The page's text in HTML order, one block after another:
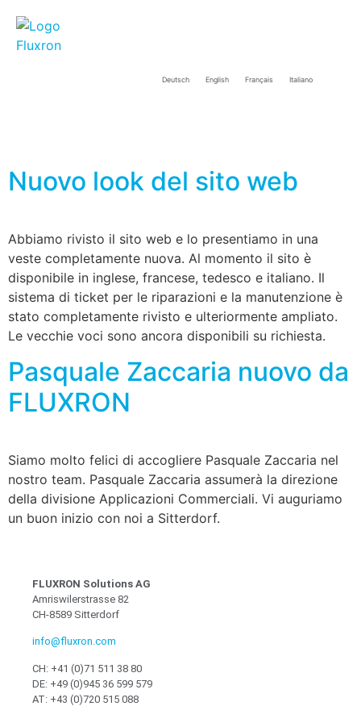
Deutsch English Français Italiano
Nuovo look del sito web
Abbiamo rivisto il sito web e lo presentiamo in una
veste completamente nuova. Al momento il sito è
disponibile in inglese, francese, tedesco e italiano. Il
sistema di ticket per le riparazioni e la manutenzione è
stato completamente rivisto e ulteriormente ampliato.
Le vecchie voci sono ancora disponibili su richiesta.
Pasquale Zaccaria nuovo da
FLUXRON
Siamo molto felici di accogliere Pasquale Zaccaria nel
nostro team. Pasquale Zaccaria assumerà la direzione
della divisione Applicazioni Commerciali. Vi auguriamo
un buon inizio con noi a Sitterdorf.
FLUXRON Solutions AG
Amriswilerstrasse 82
CH-8589 Sitterdorf
info@fluxron.com
CH: +41 (0)71 511 38 80
DE: +49 (0)945 36 599 579
AT: +43 (0)720 515 088